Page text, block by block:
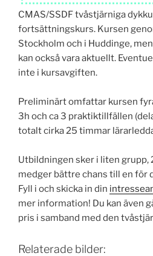
CMAS/SSDF tvåstjärniga
fortsättningskurs. Kursen
Stockholm och i Huddinge,
kan också vara aktuellt.
inte i kursavgiften.
Preliminärt omfattar kursen
3h och ca 3 praktik­tillfällen
totalt cirka 25 timmar
Utbildningen sker i liten grupp,
medger bättre chans till en för
Fyll i och skicka in din
mer information! Du kan även
pris i samband med den
Relaterade bilder: